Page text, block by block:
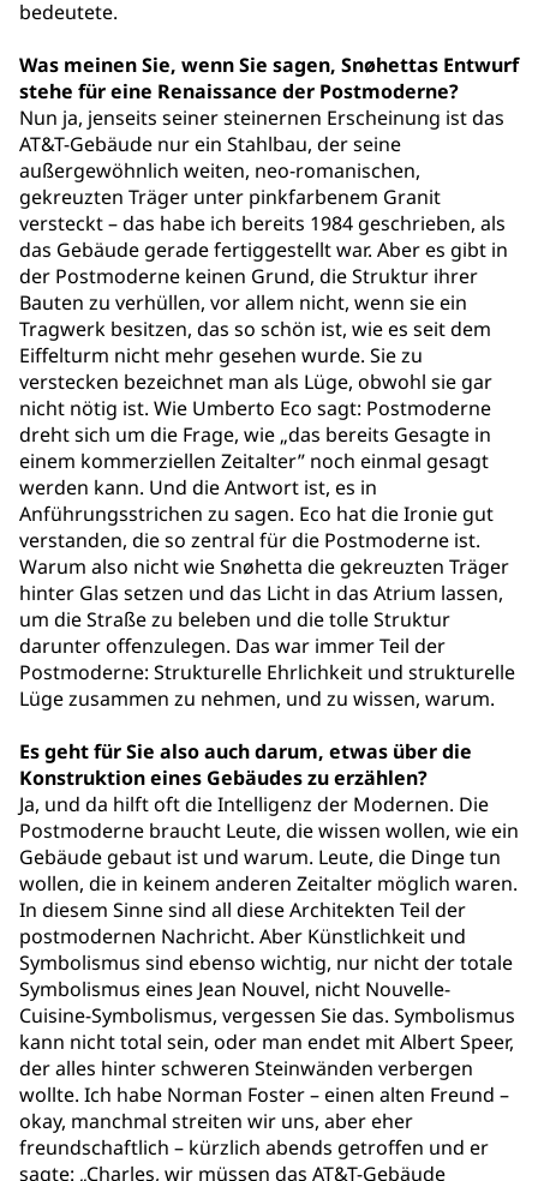
bedeutete.
Was meinen Sie, wenn Sie sagen, Snøhettas Entwurf
stehe für eine Renaissance der Postmoderne?
Nun ja, jenseits seiner steinernen Erscheinung ist das
AT&T-Gebäude nur ein Stahlbau, der seine
außergewöhnlich weiten, neo-romanischen,
gekreuzten Träger unter pinkfarbenem Granit
versteckt – das habe ich bereits 1984 geschrieben, als
das Gebäude gerade fertiggestellt war. Aber es gibt in
der Postmoderne keinen Grund, die Struktur ihrer
Bauten zu verhüllen, vor allem nicht, wenn sie ein
Tragwerk besitzen, das so schön ist, wie es seit dem
Eiffelturm nicht mehr gesehen wurde. Sie zu
verstecken bezeichnet man als Lüge, obwohl sie gar
nicht nötig ist. Wie Umberto Eco sagt: Postmoderne
dreht sich um die Frage, wie „das bereits Gesagte in
einem kommerziellen Zeitalter” noch einmal gesagt
werden kann. Und die Antwort ist, es in
Anführungsstrichen zu sagen. Eco hat die Ironie gut
verstanden, die so zentral für die Postmoderne ist.
Warum also nicht wie Snøhetta die gekreuzten Träger
hinter Glas setzen und das Licht in das Atrium lassen,
um die Straße zu beleben und die tolle Struktur
darunter offenzulegen. Das war immer Teil der
Postmoderne: Strukturelle Ehrlichkeit und strukturelle
Lüge zusammen zu nehmen, und zu wissen, warum.
Es geht für Sie also auch darum, etwas über die
Konstruktion eines Gebäudes zu erzählen?
Ja, und da hilft oft die Intelligenz der Modernen. Die
Postmoderne braucht Leute, die wissen wollen, wie ein
Gebäude gebaut ist und warum. Leute, die Dinge tun
wollen, die in keinem anderen Zeitalter möglich waren.
In diesem Sinne sind all diese Architekten Teil der
postmodernen Nachricht. Aber Künstlichkeit und
Symbolismus sind ebenso wichtig, nur nicht der totale
Symbolismus eines Jean Nouvel, nicht Nouvelle-
Cuisine-Symbolismus, vergessen Sie das. Symbolismus
kann nicht total sein, oder man endet mit Albert Speer,
der alles hinter schweren Steinwänden verbergen
wollte. Ich habe Norman Foster – einen alten Freund –
okay, manchmal streiten wir uns, aber eher
freundschaftlich – kürzlich abends getroffen und er
sagte: „Charles, wir müssen das AT&T-Gebäude